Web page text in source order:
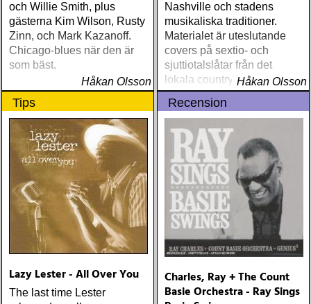
och Willie Smith, plus
gästerna Kim Wilson, Rusty
Zinn, och Mark Kazanoff.
Chicago-blues när den är
som bäst.
Håkan Olsson
Nashville och stadens
musikaliska traditioner.
Materialet är uteslutande
covers på sextio- och
sjuttiotalslåtar från det
lokala country-skivbolaget
Chart, som drevs av
Cortney Tidwells farfar
Håkan Olsson
Tips
Lazy Lester - All Over You
The last time Lester
Recension
Charles, Ray + The Count
Basie Orchestra - Ray Sings